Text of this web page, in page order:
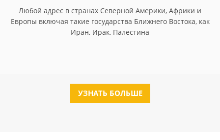
Любой адрес в странах Северной Америки, Африки и
Европы включая такие государства Ближнего Востока, как
Иран, Ирак, Палестина
УЗНАТЬ БОЛЬШЕ